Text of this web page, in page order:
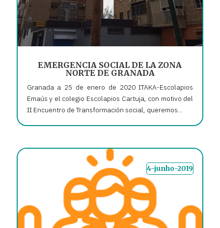
EMERGENCIA SOCIAL DE LA ZONA
NORTE DE GRANADA
Granada a 25 de enero de 2020 ITAKA-Escolapios
Emaús y el colegio Escolapios Cartuja, con motivo del
II Encuentro de Transformación social, queremos...
4-junho-2019